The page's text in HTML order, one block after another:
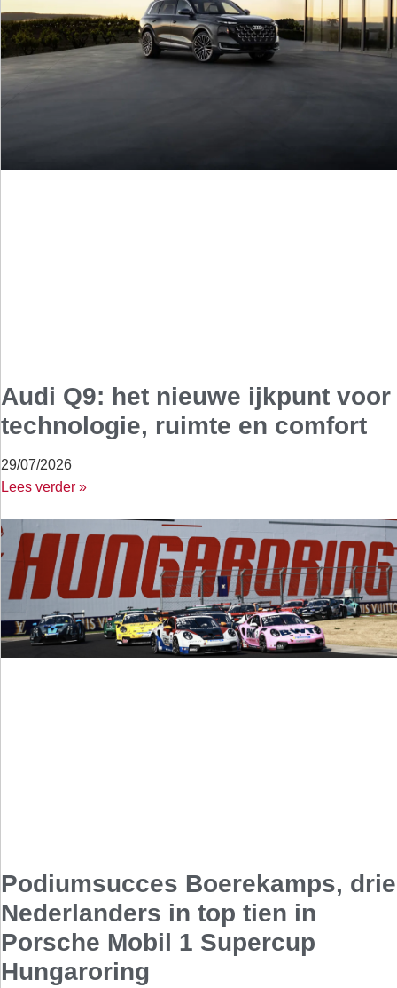
Audi Q9: het nieuwe ijkpunt voor
technologie, ruimte en comfort
29/07/2026
Lees verder »
Podiumsucces Boerekamps, drie
Nederlanders in top tien in
Porsche Mobil 1 Supercup
Hungaroring